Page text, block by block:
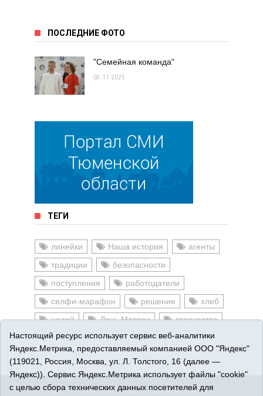
ПОСЛЕДНИЕ ФОТО
"Семейная команда"
03.11.2025
ТЕГИ
линейки Наша история
агенты
традиции
безопасности
поступления
работодатели
селфи-марафон
решение
хлеб
надой
День Матери
творчество
оперативный штаб
надои
16+© 2015-2026 Сетевое издание «Омутинское».
Настоящий ресурс использует сервис веб-аналитики
Яндекс.Метрика, предоставляемый компанией ООО "Яндекс"
(119021, Россия, Москва, ул. Л. Толстого, 16 (далее —
Яндекс)). Сервис Яндекс.Метрика использует файлы "cookie"
с целью сбора технических данных посетителей для